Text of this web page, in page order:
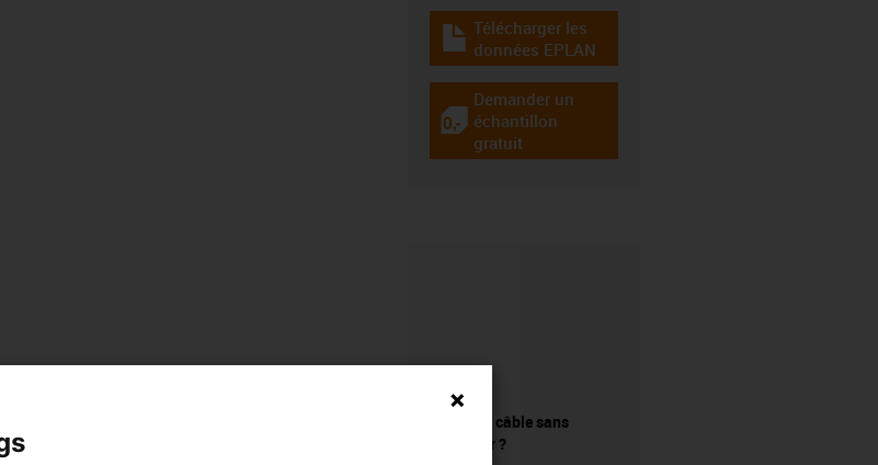
igus-icon-download-plan
Télécharger les
données EPLAN
igus-icon-gratismuster
Demander un
échantillon
gratuit
Acheter un câble sans
connecteur ?